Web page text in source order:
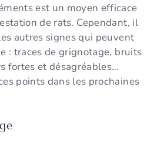
est un moyen efficace
de rats. Cependant, il
autres signes qui peuvent
: traces de grignotage, bruits
fortes et désagréables…
points dans les prochaines